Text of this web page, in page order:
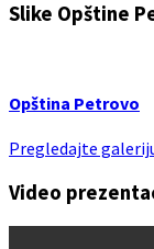
Slike Opštine
Opština Petrovo
Pregledajte
Video